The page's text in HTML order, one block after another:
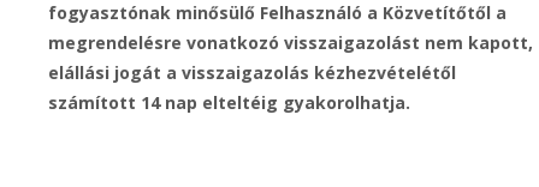
fogyasztónak minősülő Felhasználó a Közvetítőtől a
megrendelésre vonatkozó visszaigazolást nem kapott,
elállási jogát a visszaigazolás kézhezvételétől
számított 14 nap elteltéig gyakorolhatja.